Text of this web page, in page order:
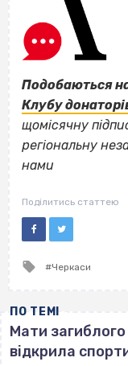
Подобаються
Клубу
щомісячну
регіональну
нами
Поділитись статтею
Tagged
Черкаси
ПО ТЕМІ
Мати загиблого
відкрила